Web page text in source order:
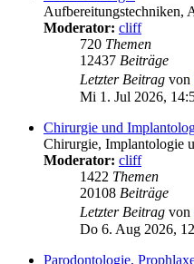
Aufbereitungstechniken,
Moderator: cliff
720 Themen
12437 Beiträge
Letzter Beitrag von
Mi 1. Jul 2026,
Chirurgie und
Chirurgie, Implantologie
Moderator: cliff
1422 Themen
20108 Beiträge
Letzter Beitrag von
Do 6. Aug 2026,
Parodontologie,